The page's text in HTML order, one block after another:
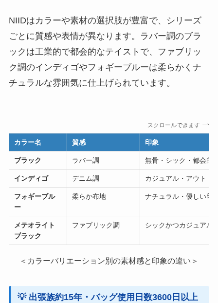
NIIDはカラーや素材の選択肢が豊富で、シリーズ
ごとに質感や表情が異なります。ラバー調のブラ
ックは工業的で都会的なテイストで、ファブリッ
ク調のインディゴやフォギーブルーは柔らかくナ
チュラルな雰囲気に仕上げられています。
スクロールできます
カラー名 質感 印象
ブラック ラバー調 無骨・シック・都会的
インディゴ デニム調 カジュアル・アウトド
フォギーブル
ー
柔らか布地 ナチュラル・優しい印
メテオライト
ブラック
ファブリック調 シックかつカジュアル
＜カラーバリエーション別の素材感と印象の違い＞
💡 出張族約15年・バッグ使用日数3600日以上